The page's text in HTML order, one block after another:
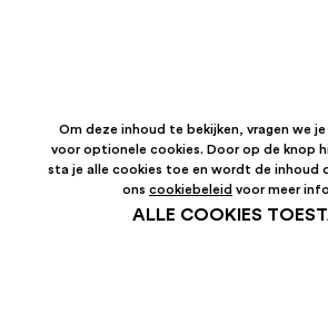
Om deze inhoud te bekijken, vragen we
voor optionele cookies. Door op de knop
sta je alle cookies toe en wordt de inhoud
ons cookiebeleid voor meer
ALLE COOKIES